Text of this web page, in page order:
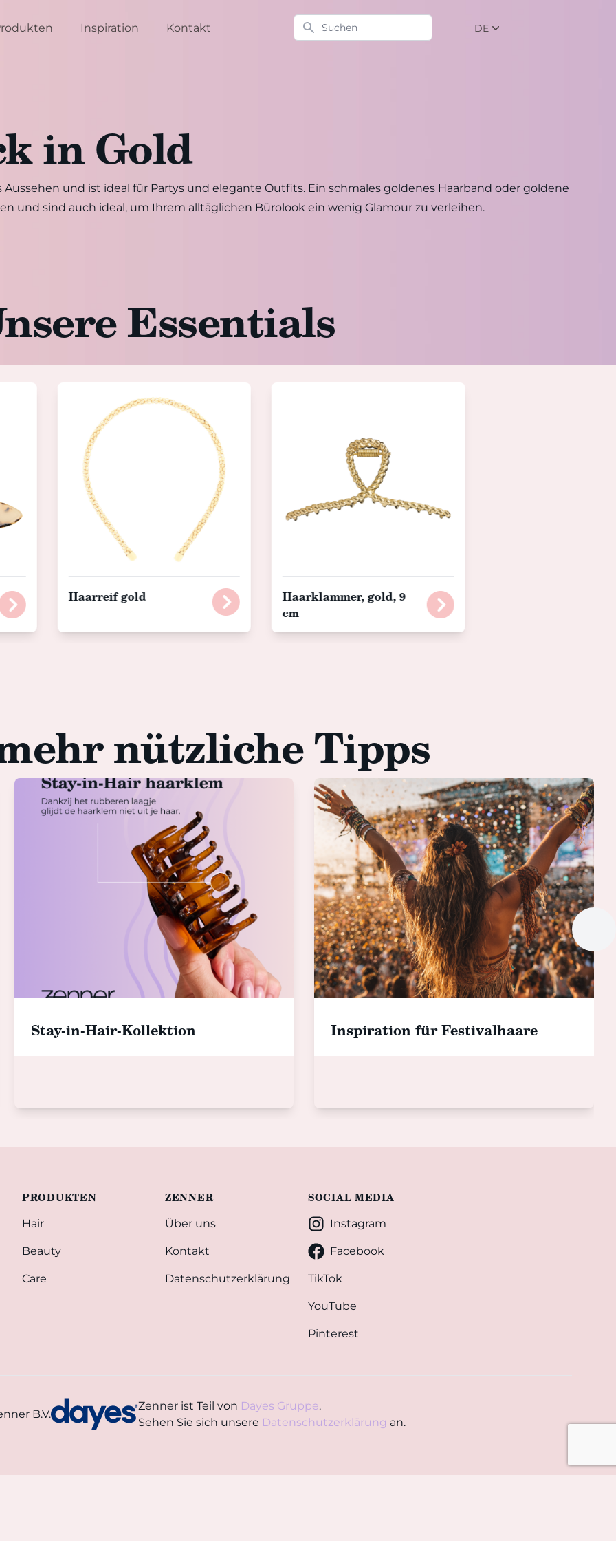
Inspiration Kontakt Suchen DE NL
in Gold
und ist ideal für Partys und elegante Outfits. Ein schmales goldenes Haarband oder goldene
und sind auch ideal, um Ihrem alltäglichen Bürolook ein wenig Glamour zu verleihen.
Essentials
Haarreif gold
Haarklammer, gold, 9
cm
nützliche Tipps
Stay-in-Hair-Kollektion Inspiration für Festivalhaare
PRODUKTEN
Hair
Beauty
Care
ZENNER
Über uns
Kontakt
Datenschutzerklärung
SOCIAL MEDIA
Instagram
Facebook
TikTok
YouTube
Pinterest
B.V.
Zenner ist Teil von Dayes Gruppe.
Sehen Sie sich unsere Datenschutzerklärung an.